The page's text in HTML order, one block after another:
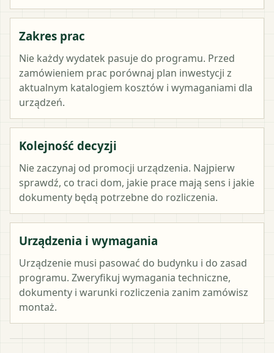
Zakres prac
Nie każdy wydatek pasuje do programu. Przed
zamówieniem prac porównaj plan inwestycji z
aktualnym katalogiem kosztów i wymaganiami dla
urządzeń.
Kolejność decyzji
Nie zaczynaj od promocji urządzenia. Najpierw
sprawdź, co traci dom, jakie prace mają sens i jakie
dokumenty będą potrzebne do rozliczenia.
Urządzenia i wymagania
Urządzenie musi pasować do budynku i do zasad
programu. Zweryfikuj wymagania techniczne,
dokumenty i warunki rozliczenia zanim zamówisz
montaż.